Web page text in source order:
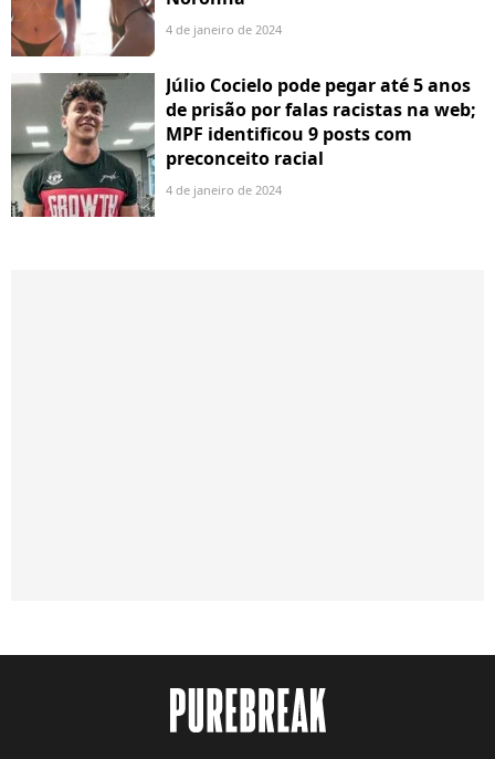
4 de janeiro de 2024
Júlio Cocielo pode pegar até 5 anos
de prisão por falas racistas na web;
MPF identificou 9 posts com
preconceito racial
4 de janeiro de 2024